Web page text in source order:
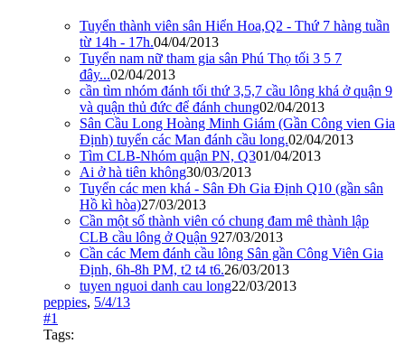
Tuyển thành viên sân Hiển Hoa,Q2 - Thứ 7 hàng tuần
từ 14h - 17h.04/04/2013
Tuyển nam nữ tham gia sân Phú Thọ tối 3 5 7
đây...02/04/2013
cần tìm nhóm đánh tối thứ 3,5,7 cầu lông khá ở quận 9
và quận thủ đức để đánh chung02/04/2013
Sân Cầu Long Hoàng Minh Giám (Gần Công vien Gia
Định) tuyển các Man đánh cầu long.02/04/2013
Tìm CLB-Nhóm quận PN, Q301/04/2013
Ai ở hà tiên không30/03/2013
Tuyển các men khá - Sân Đh Gia Định Q10 (gần sân
Hồ kì hòa)27/03/2013
Cần một số thành viên có chung đam mê thành lập
CLB cầu lông ở Quận 927/03/2013
Cần các Mem đánh cầu lông Sân gần Công Viên Gia
Định, 6h-8h PM, t2 t4 t6.26/03/2013
tuyen nguoi danh cau long22/03/2013
peppies, 5/4/13
#1
Tags: